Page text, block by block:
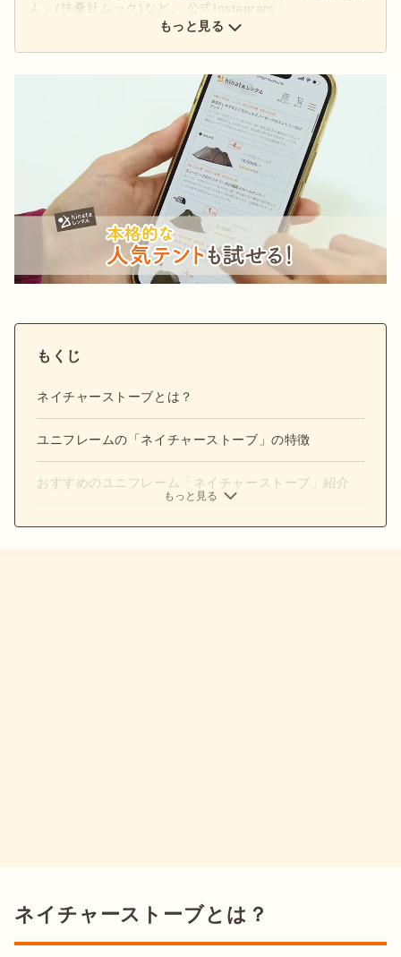
ん』(扶桑社ムック)など。 公式Instagram：
もっと見る
もくじ
ネイチャーストーブとは？
ユニフレームの「ネイチャーストーブ」の特徴
おすすめのユニフレーム「ネイチャーストーブ」紹介
もっと見る
ネイチャーストーブとは？